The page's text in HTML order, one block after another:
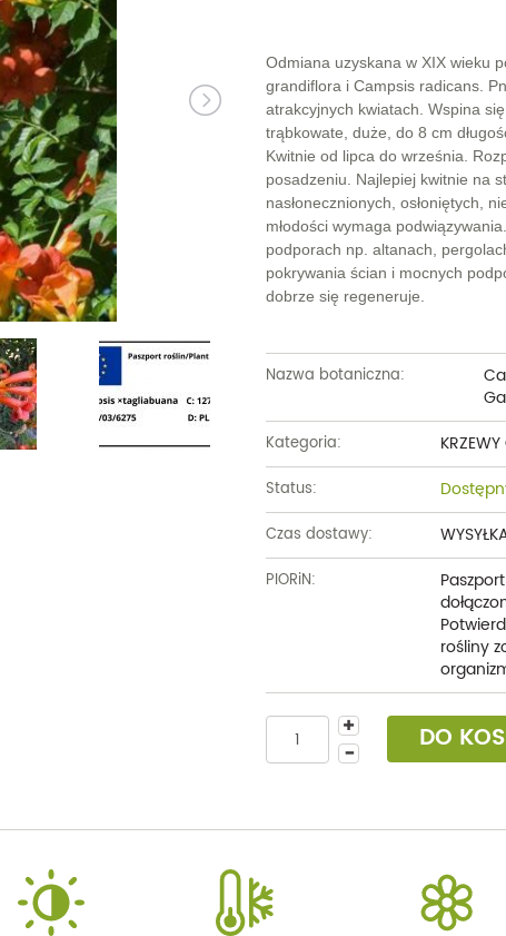
Truskawki i poziomki
Winogrona
Żurawiny
Pozostałe
Dęby
Glediczje
Głogi
Graby
Jabłonie ozdobne
Jarzębiny i jarząby
Kasztanowce
Wierzby
Wiśnie ozdobne
Złotokapy
Pozostałe
Forsycje
Hibiskusy
Hortensje
Jaśminowce
Kaliny
Krzewuszki
Odmiana uzyskana w XIX wieku
grandiflora i Campsis radicans.
atrakcyjnych kwiatach. Wspina
trąbkowate, duże, do 8 cm
Kwitnie od lipca do września.
posadzeniu. Najlepiej kwitnie na
nasłonecznionych, osłoniętych,
młodości wymaga
podporach np. altanach,
pokrywania ścian i mocnych
dobrze się regeneruje.
Nazwa botaniczna:
Kategoria:
Status:
Czas dostawy:
PIORiN:
rośliny
DO